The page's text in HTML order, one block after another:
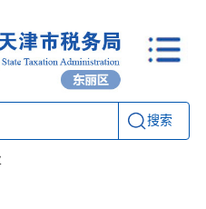
搜索